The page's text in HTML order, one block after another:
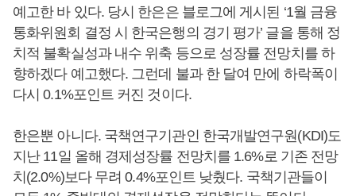
예고한 바 있다. 당시 한은은 블로그에 게시된 ‘1월 금융
통화위원회 결정 시 한국은행의 경기 평가’ 글을 통해 정
치적 불확실성과 내수 위축 등으로 성장률 전망치를 하
향하겠다 예고했다. 그런데 불과 한 달여 만에 하락폭이
다시 0.1%포인트 커진 것이다.
한은뿐 아니다. 국책연구기관인 한국개발연구원(KDI)도
지난 11일 올해 경제성장률 전망치를 1.6%로 기존 전망
치(2.0%)보다 무려 0.4%포인트 낮췄다. 국책기관들이